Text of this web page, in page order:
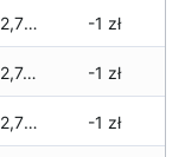
52,750 zł -1 zł
52,740 zł -1 zł
52,720 zł -1 zł